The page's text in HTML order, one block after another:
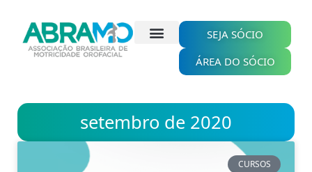
conteúdo
SEJA SÓCIO
ÁREA DO SÓCIO
setembro de 2020
CURSOS